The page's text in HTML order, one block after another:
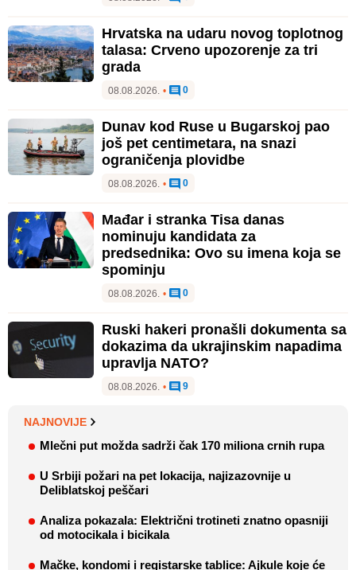
Hrvatska na udaru novog toplotnog
talasa: Crveno upozorenje za tri
grada
08.08.2026. • 0
Dunav kod Ruse u Bugarskoj pao
još pet centimetara, na snazi
ograničenja plovidbe
08.08.2026. • 0
Mađar i stranka Tisa danas
nominuju kandidata za
predsednika: Ovo su imena koja se
spominju
08.08.2026. • 0
Ruski hakeri pronašli dokumenta sa
dokazima da ukrajinskim napadima
upravlja NATO?
08.08.2026. • 9
NAJNOVIJE
Mlečni put možda sadrži čak 170 miliona crnih rupa
U Srbiji požari na pet lokacija, najizazovnije u
Deliblatskoj peščari
Analiza pokazala: Električni trotineti znatno opasniji
od motocikala i bicikala
Mačke, kondomi i registarske tablice: Ajkule koje će